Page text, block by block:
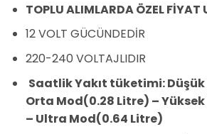
TOPLU ALIMLARDA ÖZEL FİYAT
12 VOLT GÜCÜNDEDİR
220-240 VOLTAJLIDIR
Saatlik Yakıt tüketimi: Düşük
Orta Mod(0.28 Litre) –
– Ultra Mod(0.64 Litre)